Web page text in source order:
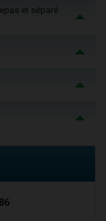
et séparé